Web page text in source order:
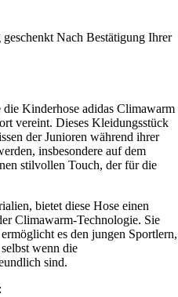
Nach Bestätigung Ihrer
Kinderhose adidas Climawarm
vereint. Dieses Kleidungsstück
der Junioren während ihrer
insbesondere auf dem
stilvollen Touch, der für die
bietet diese Hose einen
Climawarm-Technologie. Sie
es den jungen Sportlern,
wenn die
sind.